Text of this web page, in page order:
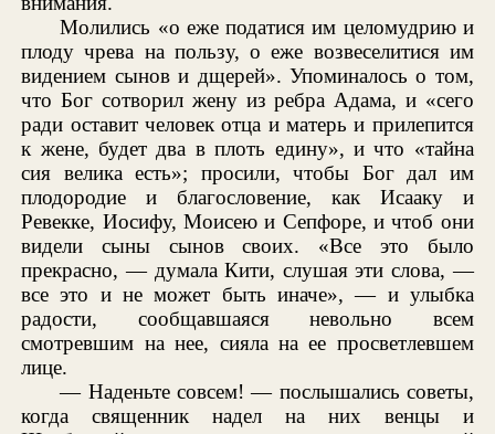
Молились «о еже податися им целомудрию и
плоду чрева на пользу, о еже возвеселитися им
видением сынов и дщерей». Упоминалось о том,
что Бог сотворил жену из ребра Адама, и «сего
ради оставит человек отца и матерь и прилепится
к жене, будет два в плоть едину», и что «тайна
сия велика есть»; просили, чтобы Бог дал им
плодородие и благословение, как Исааку и
Ревекке, Иосифу, Моисею и Сепфоре, и чтоб они
видели сыны сынов своих. «Все это было
прекрасно, — думала Кити, слушая эти слова, —
все это и не может быть иначе», — и улыбка
радости, сообщавшаяся невольно всем
смотревшим на нее, сияла на ее просветлевшем
лице.
— Наденьте совсем! — послышались советы,
когда священник надел на них венцы и